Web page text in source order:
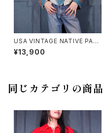
USA VINTAGE NATIVE PAT
TERNED DESIGN WOOL SH
IRT JACKET/アメリカ古着ネ
¥13,900
同じカテゴリの商品